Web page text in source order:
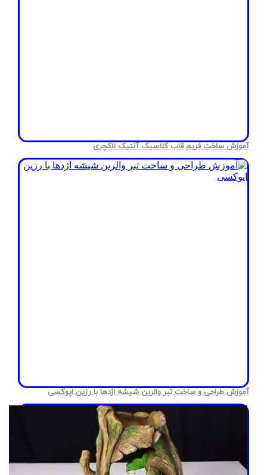
آموزش ساخت فریم قاب کلاسیک آنتیک لاکچری
آموزش طراحی و ساخت تبر والرین شیشه اژدها با رزین اپوکسی